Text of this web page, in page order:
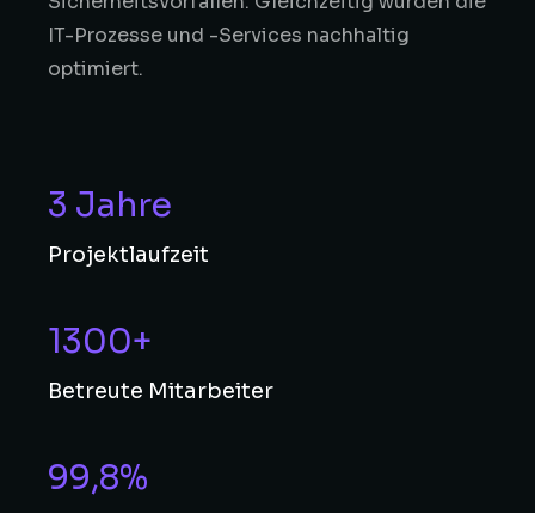
IT-Prozesse und -Services nachhaltig
optimiert.
3 Jahre
Projektlaufzeit
1300+
Betreute Mitarbeiter
99,8%